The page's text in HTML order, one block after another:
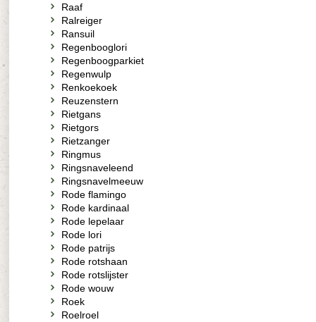
Raaf
Ralreiger
Ransuil
Regenbooglori
Regenboogparkiet
Regenwulp
Renkoekoek
Reuzenstern
Rietgans
Rietgors
Rietzanger
Ringmus
Ringsnaveleend
Ringsnavelmeeuw
Rode flamingo
Rode kardinaal
Rode lepelaar
Rode lori
Rode patrijs
Rode rotshaan
Rode rotslijster
Rode wouw
Roek
Roelroel